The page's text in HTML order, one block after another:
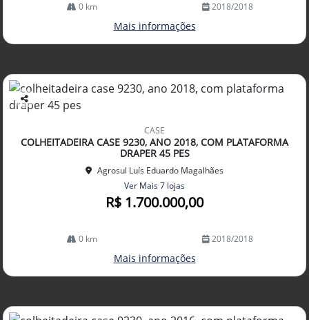
0 km 2018/2018
Mais informações
Co
arti
lhe
CASE
COLHEITADEIRA CASE 9230, ANO 2018, COM PLATAFORMA
DRAPER 45 PES
Agrosul Luís Eduardo Magalhães
Ver Mais 7 lojas
R$ 1.700.000,00
0 km 2018/2018
Mais informações